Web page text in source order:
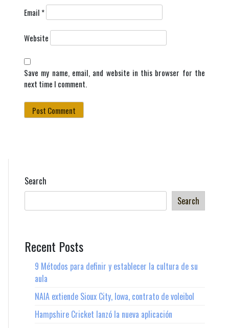
Email *
Website
Save my name, email, and website in this browser for the
next time I comment.
Search
Search
Recent Posts
9 Métodos para definir y establecer la cultura de su
aula
NAIA extiende Sioux City, Iowa, contrato de voleibol
Hampshire Cricket lanzó la nueva aplicación